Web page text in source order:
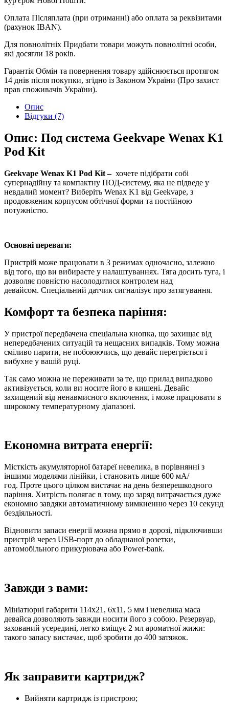
Оплата Післяплата (при отриманні) або оплата за реквізитами
(рахунок IBAN).
Для повнолітніх Придбати товари можуть повнолітні особи,
які досягли 18 років.
Гарантія Обмін та повернення товару здійснюється протягом
14 днів після покупки, згідно із Законом України (Про захист
прав споживачів України).
Опис
Відгуки (7)
Опис: Под система Geekvape Wenax K1
Pod Kit
Geekvape Wenax K1 Pod Kit – хочете підібрати собі
супернадійну та компактну ПОД-систему, яка не підведе у
невдалий момент? Виберіть Wenax K1 від Geekvape, з
продовженим корпусом обтічної форми та постійною
потужністю.
Основні переваги:
Пристрій може працювати в 3 режимах одночасно, залежно
від того, що ви вибираєте у налаштуваннях. Тяга досить туга, і
дозволяє повністю насолодитися контролем над
девайсом. Спеціальний датчик сигналізує про затягування.
Комфорт та безпека паріння:
У пристрої передбачена спеціальна кнопка, що захищає від
непередбачених ситуацій та нещасних випадків. Тому можна
сміливо парити, не побоюючись, що девайс перегріється і
вибухне у вашій руці.
Так само можна не переживати за те, що прилад випадково
активізується, коли ви носите його в кишені. Девайс
захищений від ненавмисного включення, і може працювати в
широкому температурному діапазоні.
Економна витрата енергії:
Місткість акумуляторної батареї невелика, в порівнянні з
іншими моделями лінійки, і становить лише 600 мА/
год. Проте цього цілком вистачає на день безперешкодного
паріння. Хитрість полягає в тому, що заряд витрачається дуже
економно завдяки автоматичному вимкненню через 10 секунд
бездіяльності.
Відновити запаси енергії можна прямо в дорозі, підключивши
пристрій через USB-порт до обладнаної розетки,
автомобільного прикурювача або Power-bank.
Завжди з вами:
Мініатюрні габарити 114х21, 6х11, 5 мм і невелика маса
девайса дозволяють завжди носити його з собою. Резервуар,
захований усередині, легко вміщує 2 мл ароматної жижи:
такого запасу вистачає, щоб зробити до 400 затяжок.
Як заправити картридж?
Вийняти картридж із пристрою;